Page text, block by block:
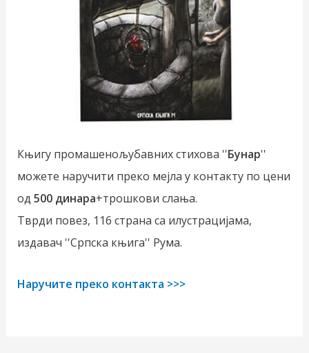
Књигу промашенољубавних стихова ''Бунар''
можете наручити преко мејла у контакту по цени
од 500 динара+трошкови слања.
Тврди повез, 116 страна са илустрацијама,
издавач ''Српска књига'' Рума.
Наручите преко контакта >>>